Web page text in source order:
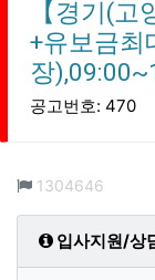
【경기(
+유보금최
장
공고번호: 470
컨텐츠 정보
1304646
입사지원/상